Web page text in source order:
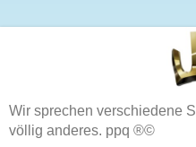
Wir sprechen verschiedene
völlig anderes. ppq ®©